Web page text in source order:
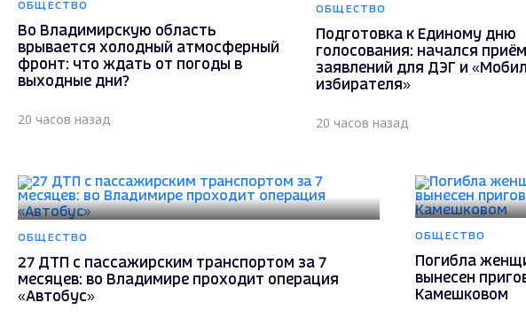
ОБЩЕСТВО
Во Владимирскую область
врывается холодный атмосферный
фронт: что ждать от погоды в
выходные дни?
20 часов назад
ОБЩЕСТВО
Подготовка к Единому дню
голосования: начался приём
заявлений для ДЭГ и
избирателя»
20 часов назад
ОБЩЕСТВО
27 ДТП с пассажирским транспортом за 7
месяцев: во Владимире проходит операция
«Автобус»
ОБЩЕСТВО
Погибла
вынесен
Камешковом